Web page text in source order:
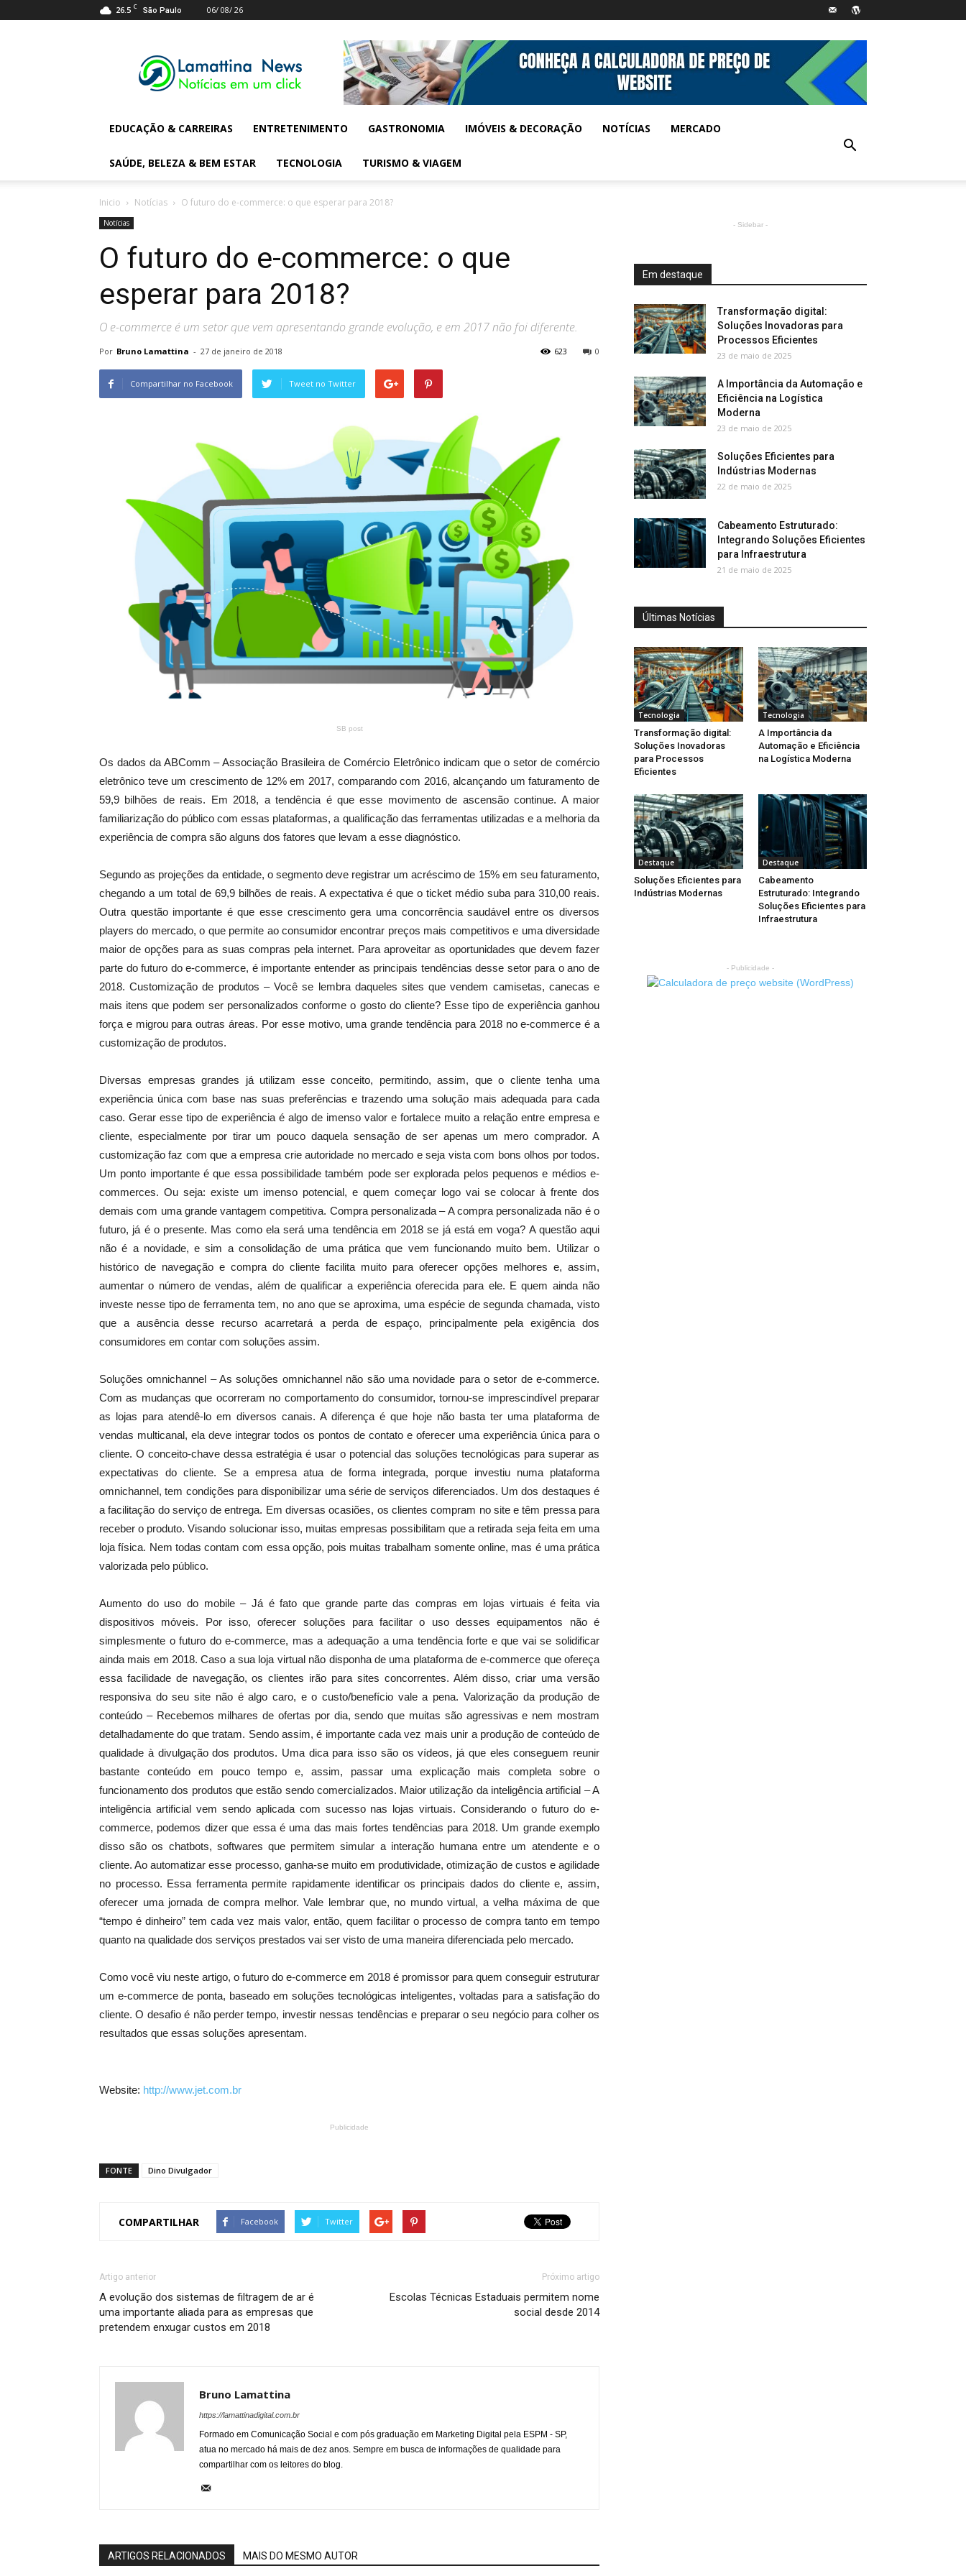
26.5 C São Paulo 06/ 08/ 26
Digital
News
EDUCAÇÃO & CARREIRAS ENTRETENIMENTO GASTRONOMIA IMÓVEIS & DECORAÇÃO NOTÍCIAS MERCADO
SAÚDE, BELEZA & BEM ESTAR TECNOLOGIA TURISMO & VIAGEM
Inicio Notícias O futuro do e-commerce: o que esperar para 2018?
Notícias
O futuro do e-commerce: o que
esperar para 2018?
O e-commerce é um setor que vem apresentando grande evolução, e em 2017 não foi diferente.
Por Bruno Lamattina - 27 de janeiro de 2018 0
623
Compartilhar no Facebook Tweet no Twitter
SB post
Os dados da ABComm – Associação Brasileira de Comércio Eletrônico indicam que o setor de comércio
eletrônico teve um crescimento de 12% em 2017, comparando com 2016, alcançando um faturamento de
59,9 bilhões de reais. Em 2018, a tendência é que esse movimento de ascensão continue. A maior
familiarização do público com essas plataformas, a qualificação das ferramentas utilizadas e a melhoria da
experiência de compra são alguns dos fatores que levam a esse diagnóstico.
Segundo as projeções da entidade, o segmento deve registrar um acréscimo de 15% em seu faturamento,
chegando a um total de 69,9 bilhões de reais. A expectativa é que o ticket médio suba para 310,00 reais.
Outra questão importante é que esse crescimento gera uma concorrência saudável entre os diversos
players do mercado, o que permite ao consumidor encontrar preços mais competitivos e uma diversidade
maior de opções para as suas compras pela internet. Para aproveitar as oportunidades que devem fazer
parte do futuro do e-commerce, é importante entender as principais tendências desse setor para o ano de
2018. Customização de produtos – Você se lembra daqueles sites que vendem camisetas, canecas e
mais itens que podem ser personalizados conforme o gosto do cliente? Esse tipo de experiência ganhou
força e migrou para outras áreas. Por esse motivo, uma grande tendência para 2018 no e-commerce é a
customização de produtos.
Diversas empresas grandes já utilizam esse conceito, permitindo, assim, que o cliente tenha uma
experiência única com base nas suas preferências e trazendo uma solução mais adequada para cada
caso. Gerar esse tipo de experiência é algo de imenso valor e fortalece muito a relação entre empresa e
cliente, especialmente por tirar um pouco daquela sensação de ser apenas um mero comprador. A
customização faz com que a empresa crie autoridade no mercado e seja vista com bons olhos por todos.
Um ponto importante é que essa possibilidade também pode ser explorada pelos pequenos e médios e-
commerces. Ou seja: existe um imenso potencial, e quem começar logo vai se colocar à frente dos
demais com uma grande vantagem competitiva. Compra personalizada – A compra personalizada não é o
futuro, já é o presente. Mas como ela será uma tendência em 2018 se já está em voga? A questão aqui
não é a novidade, e sim a consolidação de uma prática que vem funcionando muito bem. Utilizar o
histórico de navegação e compra do cliente facilita muito para oferecer opções melhores e, assim,
aumentar o número de vendas, além de qualificar a experiência oferecida para ele. E quem ainda não
investe nesse tipo de ferramenta tem, no ano que se aproxima, uma espécie de segunda chamada, visto
que a ausência desse recurso acarretará a perda de espaço, principalmente pela exigência dos
consumidores em contar com soluções assim.
Soluções omnichannel – As soluções omnichannel não são uma novidade para o setor de e-commerce.
Com as mudanças que ocorreram no comportamento do consumidor, tornou-se imprescindível preparar
as lojas para atendê-lo em diversos canais. A diferença é que hoje não basta ter uma plataforma de
vendas multicanal, ela deve integrar todos os pontos de contato e oferecer uma experiência única para o
cliente. O conceito-chave dessa estratégia é usar o potencial das soluções tecnológicas para superar as
expectativas do cliente. Se a empresa atua de forma integrada, porque investiu numa plataforma
omnichannel, tem condições para disponibilizar uma série de serviços diferenciados. Um dos destaques é
a facilitação do serviço de entrega. Em diversas ocasiões, os clientes compram no site e têm pressa para
receber o produto. Visando solucionar isso, muitas empresas possibilitam que a retirada seja feita em uma
loja física. Nem todas contam com essa opção, pois muitas trabalham somente online, mas é uma prática
valorizada pelo público.
Aumento do uso do mobile – Já é fato que grande parte das compras em lojas virtuais é feita via
dispositivos móveis. Por isso, oferecer soluções para facilitar o uso desses equipamentos não é
simplesmente o futuro do e-commerce, mas a adequação a uma tendência forte e que vai se solidificar
ainda mais em 2018. Caso a sua loja virtual não disponha de uma plataforma de e-commerce que ofereça
essa facilidade de navegação, os clientes irão para sites concorrentes. Além disso, criar uma versão
responsiva do seu site não é algo caro, e o custo/benefício vale a pena. Valorização da produção de
conteúdo – Recebemos milhares de ofertas por dia, sendo que muitas são agressivas e nem mostram
detalhadamente do que tratam. Sendo assim, é importante cada vez mais unir a produção de conteúdo de
qualidade à divulgação dos produtos. Uma dica para isso são os vídeos, já que eles conseguem reunir
bastante conteúdo em pouco tempo e, assim, passar uma explicação mais completa sobre o
funcionamento dos produtos que estão sendo comercializados. Maior utilização da inteligência artificial – A
inteligência artificial vem sendo aplicada com sucesso nas lojas virtuais. Considerando o futuro do e-
commerce, podemos dizer que essa é uma das mais fortes tendências para 2018. Um grande exemplo
disso são os chatbots, softwares que permitem simular a interação humana entre um atendente e o
cliente. Ao automatizar esse processo, ganha-se muito em produtividade, otimização de custos e agilidade
no processo. Essa ferramenta permite rapidamente identificar os principais dados do cliente e, assim,
oferecer uma jornada de compra melhor. Vale lembrar que, no mundo virtual, a velha máxima de que
“tempo é dinheiro” tem cada vez mais valor, então, quem facilitar o processo de compra tanto em tempo
quanto na qualidade dos serviços prestados vai ser visto de uma maneira diferenciada pelo mercado.
Como você viu neste artigo, o futuro do e-commerce em 2018 é promissor para quem conseguir estruturar
um e-commerce de ponta, baseado em soluções tecnológicas inteligentes, voltadas para a satisfação do
cliente. O desafio é não perder tempo, investir nessas tendências e preparar o seu negócio para colher os
resultados que essas soluções apresentam.
Website: http://www.jet.com.br
Publicidade
FONTE Dino Divulgador
COMPARTILHAR Facebook Twitter
Artigo anterior
A evolução dos sistemas de filtragem de ar é
uma importante aliada para as empresas que
pretendem enxugar custos em 2018
Próximo artigo
Escolas Técnicas Estaduais permitem nome
social desde 2014
Bruno Lamattina
https://lamattinadigital.com.br
Formado em Comunicação Social e com pós graduação em Marketing Digital pela ESPM - SP,
atua no mercado há mais de dez anos. Sempre em busca de informações de qualidade para
compartilhar com os leitores do blog.
ARTIGOS RELACIONADOS MAIS DO MESMO AUTOR
- Sidebar -
Em destaque
Transformação digital:
Soluções Inovadoras para
Processos Eficientes
23 de maio de 2025
A Importância da Automação e
Eficiência na Logística
Moderna
23 de maio de 2025
Soluções Eficientes para
Indústrias Modernas
22 de maio de 2025
Cabeamento Estruturado:
Integrando Soluções Eficientes
para Infraestrutura
21 de maio de 2025
Últimas Notícias
Tecnologia
Transformação digital:
Soluções Inovadoras
para Processos
Eficientes
Tecnologia
A Importância da
Automação e Eficiência
na Logística Moderna
Destaque
Soluções Eficientes para
Indústrias Modernas
Destaque
Cabeamento
Estruturado: Integrando
Soluções Eficientes para
Infraestrutura
- Publicidade -